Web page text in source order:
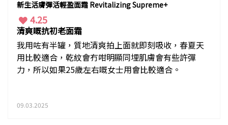
新生活膚彈活輕盈面霜 Revitalizing Supreme+
4.25
清爽嘅抗初老面霜
我用咗有半罐，質地清爽拍上面就即刻吸收，春夏天
用比較適合，乾紋會冇咁明顯同埋肌膚會有些許彈
力，所以如果25歲左右嘅女士用會比較適合。
09.03.2025